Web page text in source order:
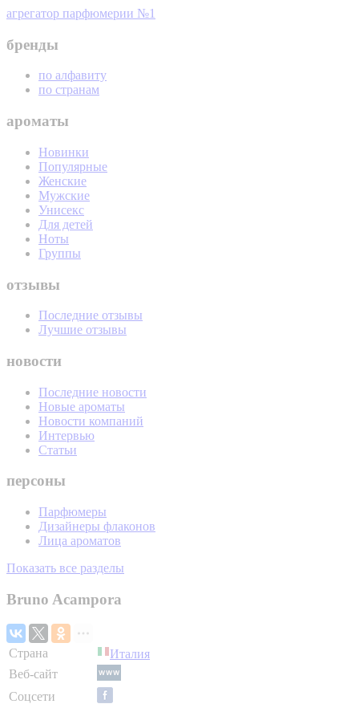
агрегатор парфюмерии №1
бренды
по алфавиту
по странам
ароматы
Новинки
Популярные
Женские
Мужские
Унисекс
Для детей
Ноты
Группы
отзывы
Последние отзывы
Лучшие отзывы
новости
Последние новости
Новые ароматы
Новости компаний
Интервью
Статьи
персоны
Парфюмеры
Дизайнеры флаконов
Лица ароматов
Показать все разделы
Bruno Acampora
Страна
Италия
Веб-сайт
Соцсети